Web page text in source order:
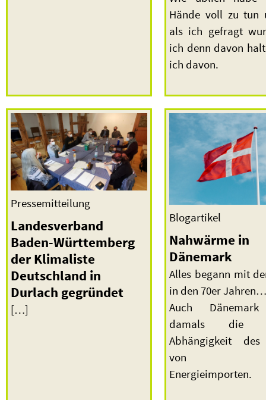
Hände voll zu tun
als ich gefragt
ich denn davon
ich davon.
Pressemitteilung
Landesverband
Baden-Württemberg
der Klimaliste
Deutschland in
Durlach gegründet
[…]
Blogartikel
Nahwärme in
Dänemark
Alles begann mit
in den 70er Jahren…
Auch
damals die
Abhängigkeit des
von
Energieimporten.